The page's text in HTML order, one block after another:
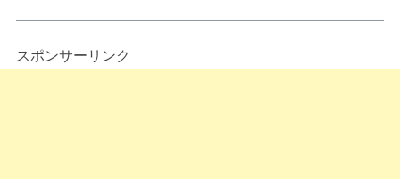
スポンサーリンク